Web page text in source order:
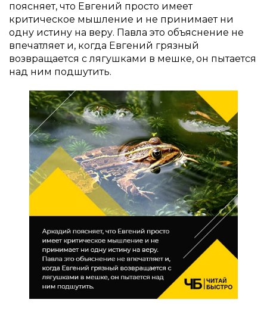
поясняет, что Евгений просто имеет
критическое мышление и не принимает ни
одну истину на веру. Павла это объяснение не
впечатляет и, когда Евгений грязный
возвращается с лягушками в мешке, он пытается
над ним подшутить.